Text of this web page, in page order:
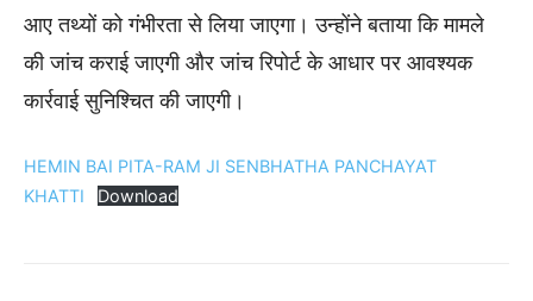
आए तथ्यों को गंभीरता से लिया जाएगा। उन्होंने बताया कि मामले
की जांच कराई जाएगी और जांच रिपोर्ट के आधार पर आवश्यक
कार्रवाई सुनिश्चित की जाएगी।
HEMIN BAI PITA-RAM JI SENBHATHA PANCHAYAT
KHATTI
Download